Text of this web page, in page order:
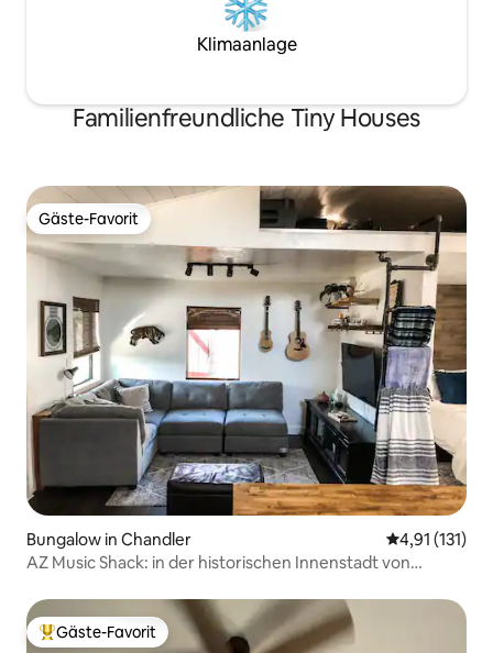
Klimaanlage
Familienfreundliche Tiny Houses
Gäste-Favorit
Gäste-Favorit
Bungalow in Chandler
4,91 (131)
AZ Music Shack: in der historischen Innenstadt von
Beliebter Gäste-Favorit.
Gäste-Favorit